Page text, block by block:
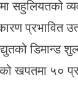
सहुलियतको
प्रभावित
डिमान्ड
खपतमा ५०